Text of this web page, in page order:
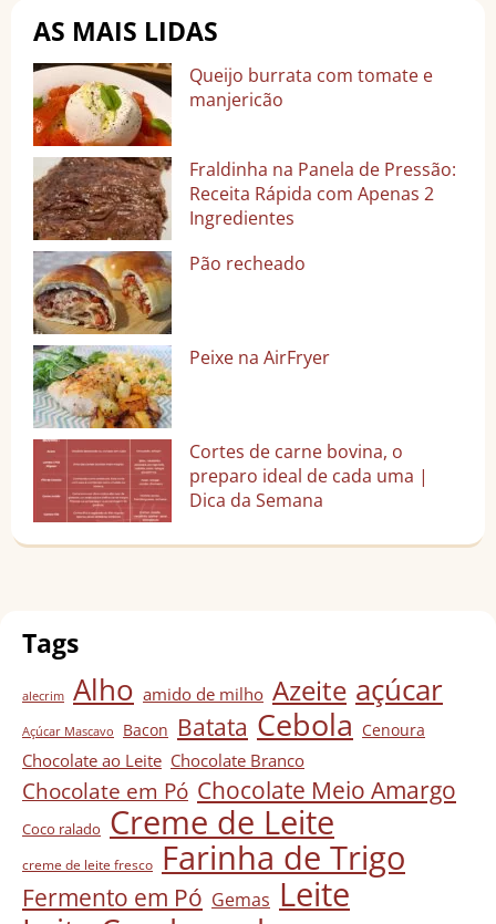
AS MAIS LIDAS
Queijo burrata com tomate e
manjericão
Fraldinha na Panela de Pressão:
Receita Rápida com Apenas 2
Ingredientes
Pão recheado
Peixe na AirFryer
Cortes de carne bovina, o
preparo ideal de cada uma |
Dica da Semana
Tags
alecrim Alho amido de milho Azeite açúcar
Açúcar Mascavo Bacon Batata Cebola Cenoura
Chocolate ao Leite Chocolate Branco
Chocolate em Pó Chocolate Meio Amargo
Coco ralado Creme de Leite
creme de leite fresco Farinha de Trigo
Fermento em Pó Gemas Leite